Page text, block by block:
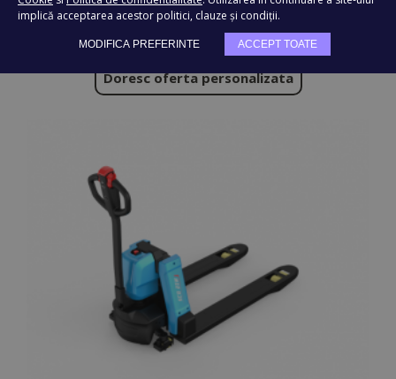
implică acceptarea acestor politici, clauze și condiții.
MODIFICA PREFERINTE ACCEPT TOATE
Doresc oferta personalizata